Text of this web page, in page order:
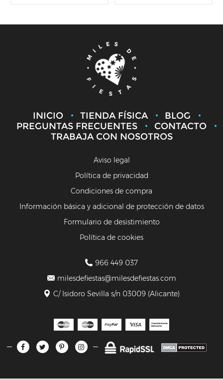
INICIO TIENDA FÍSICA
BLOG
PREGUNTAS FRECUENTES
CONTACTO
TRABAJA CON NOSOTROS
Aviso legal
Política de privacidad
Condiciones de compra
Información básica y adicional de protección de datos
Formulario de desistimiento
Política de cookies
966 449 037
milesdefiestas@milesdefiestas.com
C/ Isidoro Sevilla s/n 03009 (Alicante)